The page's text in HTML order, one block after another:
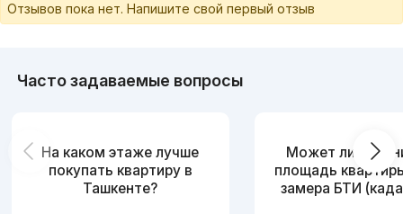
Отзывов пока нет. Напишите свой первый отзыв
Часто задаваемые вопросы
На каком этаже лучше
покупать квартиру в
Ташкенте?
Может ли
площадь
замера БТИ